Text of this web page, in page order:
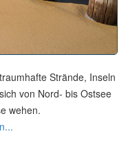
Strände, Inseln
von Nord- bis Ostsee
wehen.